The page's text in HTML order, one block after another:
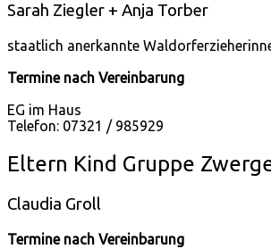
Sarah Ziegler + Anja Torber
staatlich anerkannte
Termine nach Vereinbarung
EG im Haus
Telefon: 07321 / 985929
Eltern Kind Gruppe
Claudia Groll
Termine nach Vereinbarung